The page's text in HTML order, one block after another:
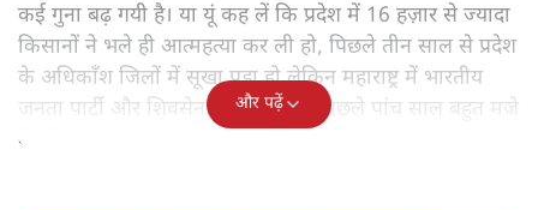
कई गुना बढ़ गयी है। या यूं कह लें कि प्रदेश में 16 हज़ार से ज्यादा
किसानों ने भले ही आत्महत्या कर ली हो, पिछले तीन साल से प्रदेश
के अधिकाँश जिलों में सूखा पड़ा हो लेकिन महाराष्ट्र में भारतीय
जनता पार्टी और शिवसेना के मंत्रियों के पिछले पांच साल बहुत मजे
के रहे।
और पढ़ें